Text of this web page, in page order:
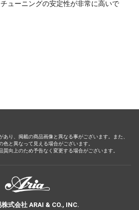
ューニングの安定性が非常に高いで
り、掲載の商品画像と異なる事がございます。また、
と異なって見える場合がございます。
向上のため予告なく変更する場合がございます。
式会社 ARAI & CO., INC.